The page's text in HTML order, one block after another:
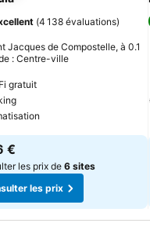
(4 138 évaluations)
Jacques de Compostelle, à 0.1
: Centre-ville
gratuit
€
les prix de 6 sites
les prix